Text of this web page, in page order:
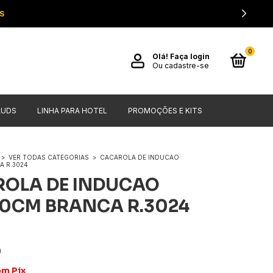
Olá! Faça login
Ou cadastre-se
0
LINHA PARA HOTEL PROMOÇÕES E KITS
> VER TODAS CATEGORIAS > CACAROLA DE INDUCAO
R.3024
DE INDUCAO
BRANCA R.3024
Pix